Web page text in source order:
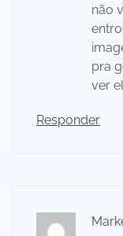
não
pra
ver
Responder